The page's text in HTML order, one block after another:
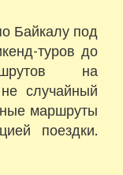
Байкалу под
туров до
на
случайный
маршруты
поездки.